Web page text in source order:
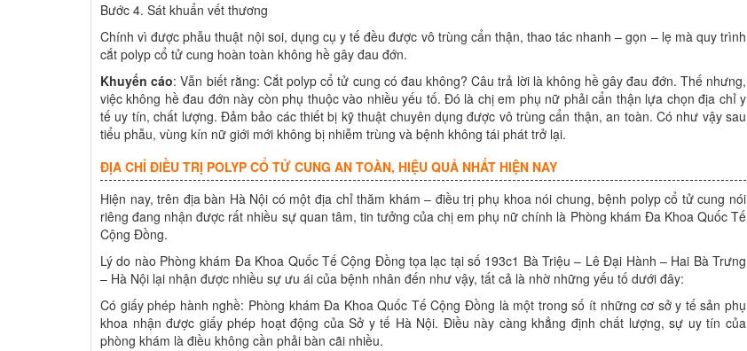
Bước 4. Sát khuẩn vết thương
Chính vì được phẫu thuật nội soi, dụng cụ y tế đều được vô trùng cẩn thận, thao tác nhanh – gọn – lẹ mà quy trình
cắt polyp cổ tử cung hoàn toàn không hề gây đau đớn.
Khuyến cáo: Vẫn biết rằng: Cắt polyp cổ tử cung có đau không? Câu trả lời là không hề gây đau đớn. Thế nhưng,
việc không hề đau đớn này còn phụ thuộc vào nhiều yếu tố. Đó là chị em phụ nữ phải cẩn thận lựa chọn địa chỉ y
tế uy tín, chất lượng. Đảm bảo các thiết bị kỹ thuật chuyên dụng được vô trùng cẩn thận, an toàn. Có như vậy sau
tiểu phẫu, vùng kín nữ giới mới không bị nhiễm trùng và bệnh không tái phát trở lại.
ĐỊA CHỈ ĐIỀU TRỊ POLYP CỔ TỬ CUNG AN TOÀN, HIỆU QUẢ NHẤT HIỆN NAY
Hiện nay, trên địa bàn Hà Nội có một địa chỉ thăm khám – điều trị phụ khoa nói chung, bệnh polyp cổ tử cung nói
riêng đang nhận được rất nhiều sự quan tâm, tin tưởng của chị em phụ nữ chính là Phòng khám Đa Khoa Quốc Tế
Cộng Đồng.
Lý do nào Phòng khám Đa Khoa Quốc Tế Cộng Đồng tọa lạc tại số 193c1 Bà Triệu – Lê Đại Hành – Hai Bà Trưng
– Hà Nội lại nhận được nhiều sự ưu ái của bệnh nhân đến như vậy, tất cả là nhờ những yếu tố dưới đây:
Có giấy phép hành nghề: Phòng khám Đa Khoa Quốc Tế Cộng Đồng là một trong số ít những cơ sở y tế sản phụ
khoa nhận được giấy phép hoạt động của Sở y tế Hà Nội. Điều này càng khẳng định chất lượng, sự uy tín của
phòng khám là điều không cần phải bàn cãi nhiều.